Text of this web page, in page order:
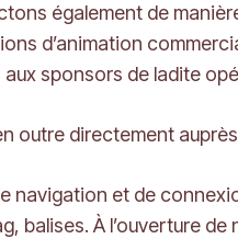
également de
d’animation
sponsors de ladite
outre directement
navigation et de
balises. À l’ouverture